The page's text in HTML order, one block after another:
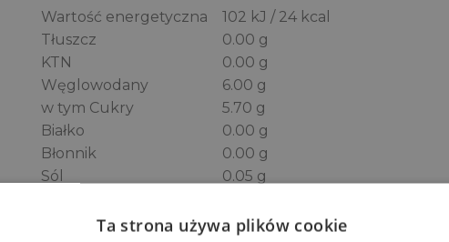
Wartość energetyczna
102 kJ / 24 kcal
Tłuszcz
0.00 g
KTN
0.00 g
Węglowodany
6.00 g
w tym Cukry
5.70 g
Białko
0.00 g
Błonnik
0.00 g
Sól
0.05 g
Ta strona używa plików cookie